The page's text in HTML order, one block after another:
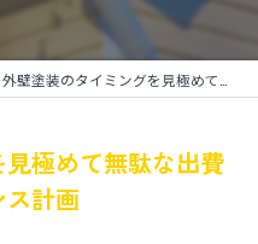
外壁塗装のタイミングを見極めて無駄な出費を防ぐ最適なメンテナンス計画
極めて無駄な出費
ス計画